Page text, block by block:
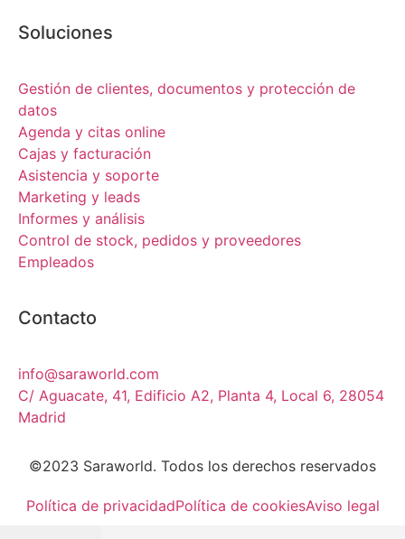
Soluciones
Gestión de clientes, documentos y protección de
datos
Agenda y citas online
Cajas y facturación
Asistencia y soporte
Marketing y leads
Informes y análisis
Control de stock, pedidos y proveedores
Empleados
Contacto
info@saraworld.com
C/ Aguacate, 41, Edificio A2, Planta 4, Local 6, 28054
Madrid
©2023 Saraworld. Todos los derechos reservados
Política de privacidadPolítica de cookiesAviso legal